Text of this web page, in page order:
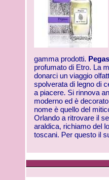
gamma prodotti.
profumato di Etro. La
donarci un viaggio
spolverata di legno di
a piacere. Si rinnova
moderno ed è
nome è quello del
Orlando a ritrovare il
araldica, richiamo del
toscani. Per questo il